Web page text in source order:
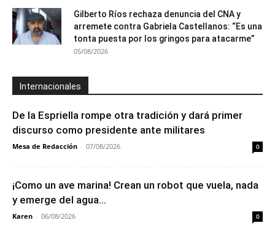
Gilberto Ríos rechaza denuncia del CNA y
arremete contra Gabriela Castellanos: “Es una
tonta puesta por los gringos para atacarme”
05/08/2026
Internacionales
De la Espriella rompe otra tradición y dará primer
discurso como presidente ante militares
Mesa de Redacción - 07/08/2026 0
¡Como un ave marina! Crean un robot que vuela, nada
y emerge del agua...
Karen - 06/08/2026 0